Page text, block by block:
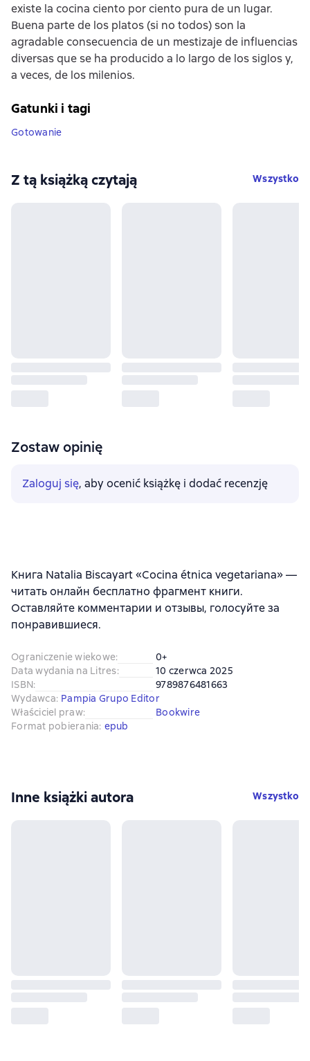
existe la cocina ciento por ciento pura de un lugar.
Buena parte de los platos (si no todos) son la
agradable consecuencia de un mestizaje de influencias
diversas que se ha producido a lo largo de los siglos y,
a veces, de los milenios.
Gatunki i tagi
Gotowanie
Z tą książką czytają Wszystko
Zostaw opinię
Zaloguj się, aby ocenić książkę i dodać recenzję
Книга Natalia Biscayart «Cocina étnica vegetariana» —
читать онлайн бесплатно фрагмент книги.
Оставляйте комментарии и отзывы, голосуйте за
понравившиеся.
Ograniczenie wiekowe:
0+
Data wydania na Litres:
10 czerwca 2025
ISBN:
9789876481663
Wydawca: Pampia Grupo Editor
Właściciel praw:
Bookwire
Format pobierania: epub
Inne książki autora Wszystko